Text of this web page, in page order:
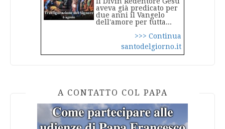
aveva già predicato per
due anni il Vangelo
dell'amore per tutta...
>>> Continua
santodelgiorno.it
A CONTATTO COL PAPA